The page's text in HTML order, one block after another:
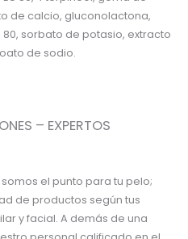
de calcio, gluconolactona,
sorbato de potasio, extracto
de sodio.
– EXPERTOS
el punto para tu pelo;
de productos según tus
y facial. A demás de una